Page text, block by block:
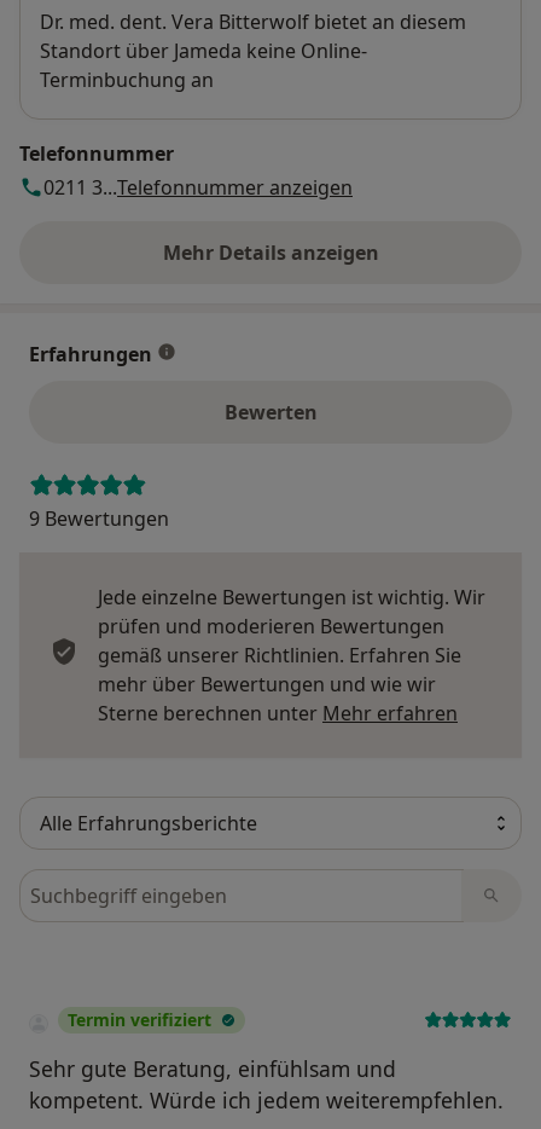
Zahnfleischkorrektur
Sanfte und präzise Behandlungen für ein gesundes
und schönes Zahnfleisch.
Bondingtechnik
Entdecken Sie die Vorteile der minimalinvasiven
Bondingtechnik als perfekte Lösung für ästhetische
entscheiden, wie es am besten für Sie passt. Ihre
Verfügbarkeit
Dr. med. dent. Vera Bitterwolf bietet an diesem
Standort über Jameda keine Online-
Terminbuchung an
Telefonnummer
0211 3...Telefonnummer anzeigen
Mehr Details anzeigen
über die Adresse
Erfahrungen
Bewerten
9 Bewertungen
Jede einzelne Bewertungen ist wichtig. Wir
prüfen und moderieren Bewertungen
gemäß unserer Richtlinien. Erfahren Sie
mehr über Bewertungen und wie wir
Sterne berechnen unter Mehr erfahren
Bewertungen durchsuchen
Termin verifiziert
Sehr gute Beratung, einfühlsam und
kompetent. Würde ich jedem weiterempfehlen.